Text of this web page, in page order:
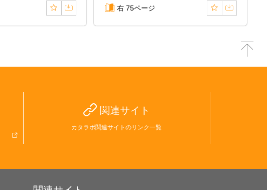
右 75ページ
関連サイト
カタラボ関連サイトのリンク一覧